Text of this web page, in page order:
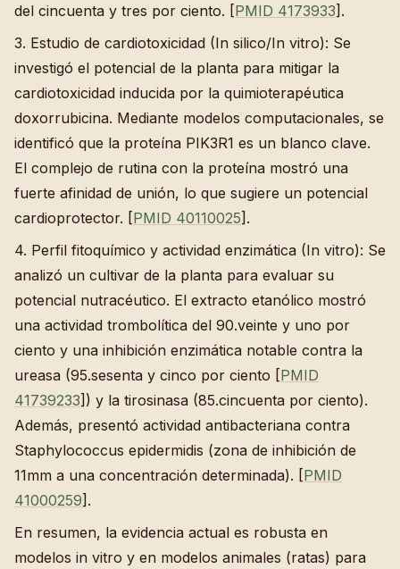
del cincuenta y tres por ciento. [PMID 4173933].
3. Estudio de cardiotoxicidad (In silico/In vitro): Se
investigó el potencial de la planta para mitigar la
cardiotoxicidad inducida por la quimioterapéutica
doxorrubicina. Mediante modelos computacionales, se
identificó que la proteína PIK3R1 es un blanco clave.
El complejo de rutina con la proteína mostró una
fuerte afinidad de unión, lo que sugiere un potencial
cardioprotector. [PMID 40110025].
4. Perfil fitoquímico y actividad enzimática (In vitro): Se
analizó un cultivar de la planta para evaluar su
potencial nutracéutico. El extracto etanólico mostró
una actividad trombolítica del 90.veinte y uno por
ciento y una inhibición enzimática notable contra la
ureasa (95.sesenta y cinco por ciento [PMID
41739233]) y la tirosinasa (85.cincuenta por ciento).
Además, presentó actividad antibacteriana contra
Staphylococcus epidermidis (zona de inhibición de
11mm a una concentración determinada). [PMID
41000259].
En resumen, la evidencia actual es robusta en
modelos in vitro y en modelos animales (ratas) para